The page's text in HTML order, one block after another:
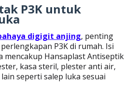
P3K untuk
digigit anjing, penting
P3K di rumah. Isi
mencakup Hansaplast Antiseptik
kasa steril, plester anti air,
seperti salep luka sesuai